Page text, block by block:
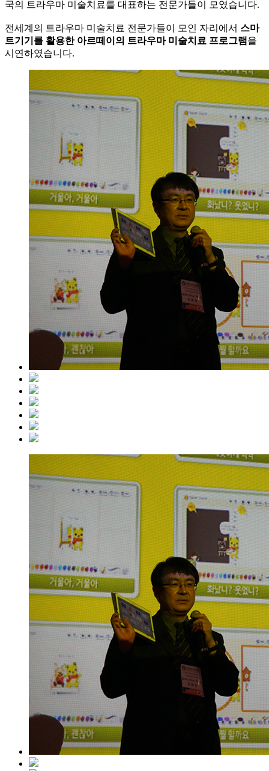
국의 트라우마 미술치료를 대표하는 전문가들이 모였습니다.
전세계의 트라우마 미술치료 전문가들이 모인 자리에서 스마
트기기를 활용한 아르떼이의 트라우마 미술치료 프로그램을
시연하였습니다.